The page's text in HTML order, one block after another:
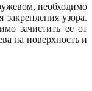
необходимо
закрепления узора.
зачистить ее от
на поверхность и